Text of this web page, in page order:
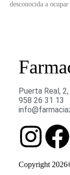
desconocida a
Puerta Real, 2,
958 26 31 13
Copyright